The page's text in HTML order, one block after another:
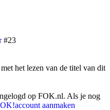
#23
het lezen van de titel van dit
op FOK.nl. Als je nog
aanmaken